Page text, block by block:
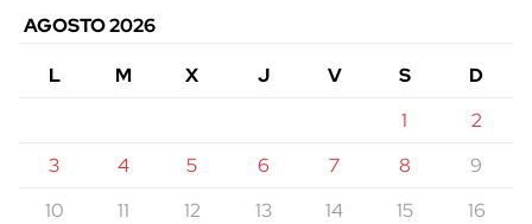
AGOSTO 2026
L
M X J V S
D
1
2
3
4 5 6 7 8
9
10
11 12 13 14 15
16